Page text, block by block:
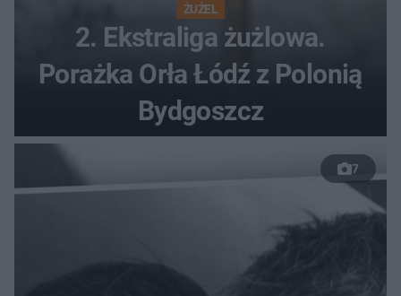
ŻUŻEL
2. Ekstraliga żużlowa.
Porażka Orła Łódź z Polonią
Bydgoszcz
7